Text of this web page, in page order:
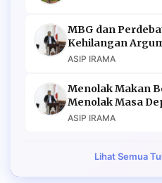
MBG dan
Kehilangan
ASIP IRAMA
Menolak Makan
Menolak Masa
ASIP IRAMA
Lihat Semua